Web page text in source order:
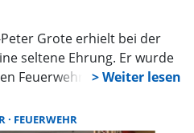
Grote erhielt bei der
seltene Ehrung. Er wurde
Feuerwehr-
ging an Tim Schinz, an
FEUERWEHR